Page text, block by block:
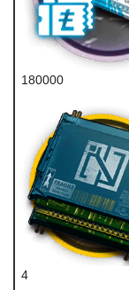
180000
4